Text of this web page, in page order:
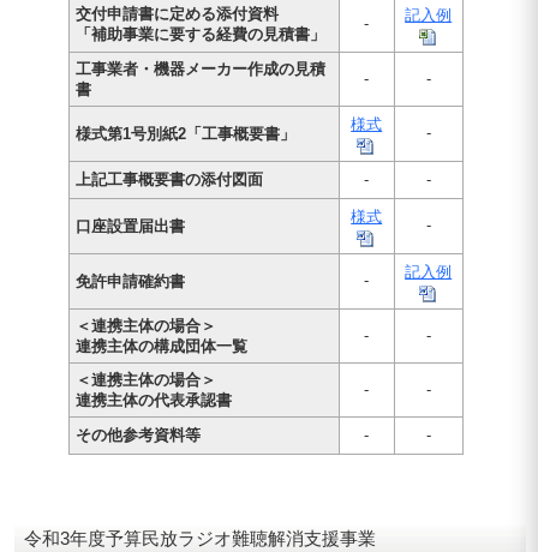
交付申請書に定める添付資料
「補助事業に要する経費の見積書」
- 記入例
工事業者・機器メーカー作成の見積
書
- -
様式第1号別紙2「工事概要書」
様式 -
上記工事概要書の添付図面 - -
口座設置届出書
様式 -
免許申請確約書 - 記入例
＜連携主体の場合＞
連携主体の構成団体一覧
- -
＜連携主体の場合＞
連携主体の代表承認書
- -
その他参考資料等 - -
令和3年度予算民放ラジオ難聴解消支援事業